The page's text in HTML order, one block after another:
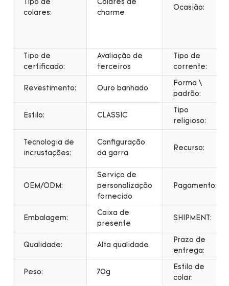
Tipo de
colares:
Colares de
charme
Ocasião:
Tipo de
certificado:
Avaliação de
terceiros
Tipo de
corrente:
Revestimento: Ouro banhado
Forma \
padrão:
Estilo: CLASSIC
Tipo
religioso:
Tecnologia de
incrustações:
Configuração
da garra
Recurso:
OEM/ODM:
Serviço de
personalização
fornecido
Pagamento:
Embalagem:
Caixa de
presente
SHIPMENT:
Qualidade: Alta qualidade
Prazo de
entrega:
Peso: 70g
Estilo de
colar: